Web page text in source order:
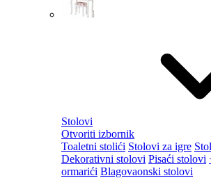
Stolovi
Otvoriti izbornik
Toaletni stolići Stolovi za igre
Dekorativni stolovi Pisaći stolovi
ormarići Blagovaonski stolovi